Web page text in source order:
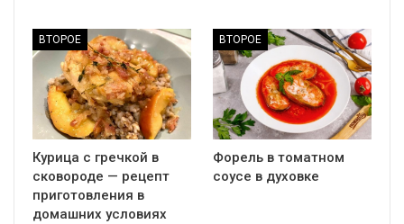
ВТОРОЕ
Курица с гречкой в
сковороде — рецепт
приготовления в
домашних условиях
ВТОРОЕ
Форель в томатном
соусе в духовке